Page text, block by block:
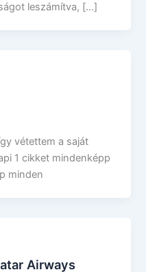
leszámítva, […]
vétettem a saját
1 cikket mindenképp
minden
Airways